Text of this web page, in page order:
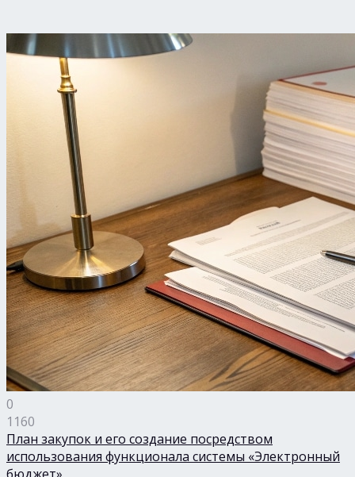
0
1160
План закупок и его создание посредством
использования функционала системы «Электронный